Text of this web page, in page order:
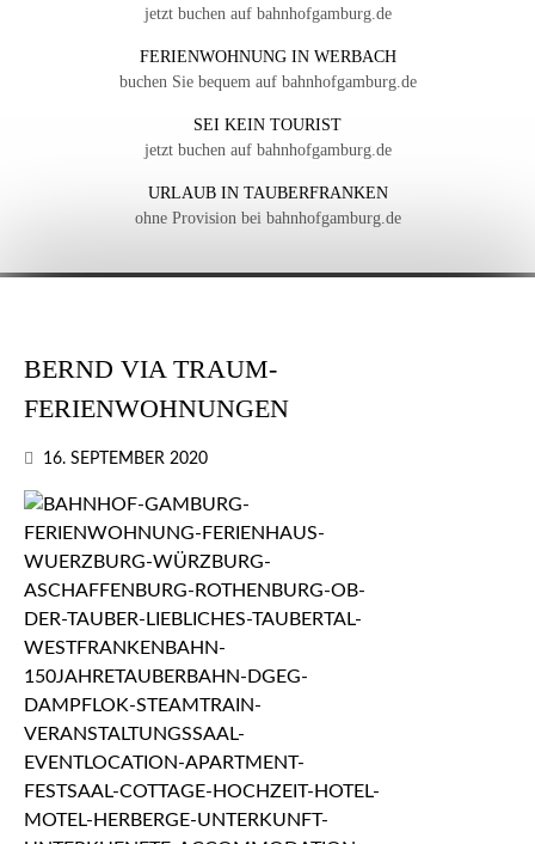
jetzt buchen auf bahnhofgamburg.de
FERIENWOHNUNG IN WERBACH
buchen Sie bequem auf bahnhofgamburg.de
SEI KEIN TOURIST
jetzt buchen auf bahnhofgamburg.de
URLAUB IN TAUBERFRANKEN
ohne Provision bei bahnhofgamburg.de
BERND VIA TRAUM-
FERIENWOHNUNGEN
16. SEPTEMBER 2020